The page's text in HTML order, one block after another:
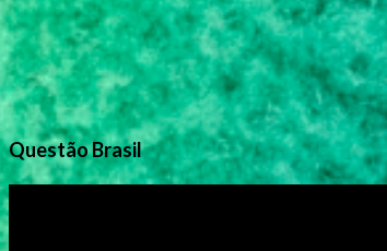
Questão Brasil